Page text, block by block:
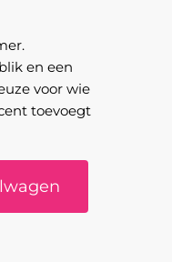
en een
voor wie
toevoegt